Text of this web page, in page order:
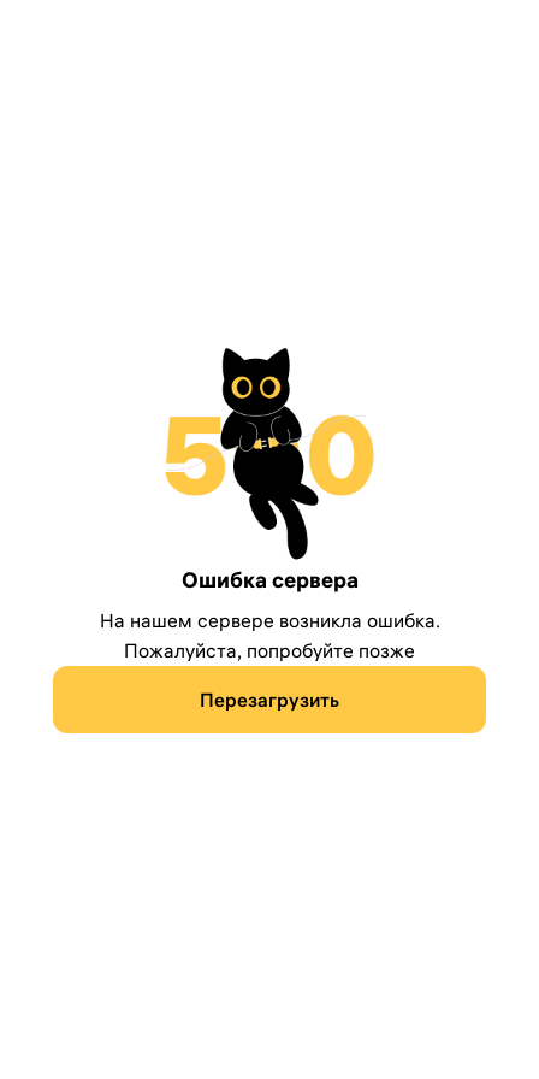
Ошибка сервера
На нашем сервере возникла ошибка.
Пожалуйста, попробуйте позже
Перезагрузить